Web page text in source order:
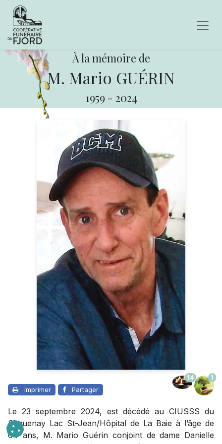
À la mémoire de
M. Mario GUÉRIN
1959 - 2024
Imprimer Partager
14 1
Le 23 septembre 2024, est décédé au CIUSSS du
Saguenay Lac St-Jean/Hôpital de La Baie à l’âge de
64 ans, M. Mario Guérin conjoint de dame Danielle